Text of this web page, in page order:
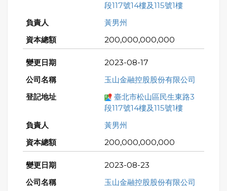
段117號14樓及115號1樓
黃男州
200,000,000,000
2023-08-17
玉山金融控股股份有限公司
臺北市松山區民生東路3
段117號14樓及115號1樓
黃男州
200,000,000,000
2023-08-23
玉山金融控股股份有限公司